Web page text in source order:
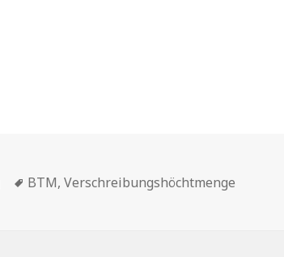
Schlagwörter
BTM, Verschreibungshöchtmenge